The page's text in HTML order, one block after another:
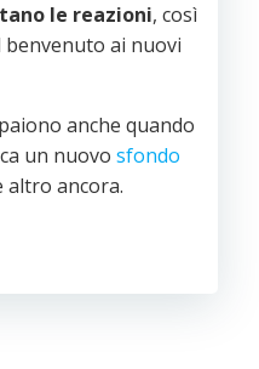
le reazioni, così
ai nuovi
anche quando
un nuovo sfondo
altro ancora.